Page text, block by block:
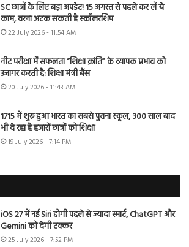
SC छात्रों के लिए बड़ा अपडेट! 15 अगस्त से पहले कर लें ये
काम, वरना अटक सकती है स्कॉलरशिप
22 July 2026 - 11:54 AM
नीट परीक्षा में सफलता “शिक्षा क्रांति” के व्यापक प्रभाव को
उजागर करती है: शिक्षा मंत्री बैंस
20 July 2026 - 11:43 AM
1715 में शुरू हुआ भारत का सबसे पुराना स्कूल, 300 साल बाद
भी दे रहा है हजारों छात्रों को शिक्षा
19 July 2026 - 7:14 PM
iOS 27 में नई Siri होगी पहले से ज्यादा स्मार्ट, ChatGPT और
Gemini को देगी टक्कर
25 July 2026 - 7:52 PM